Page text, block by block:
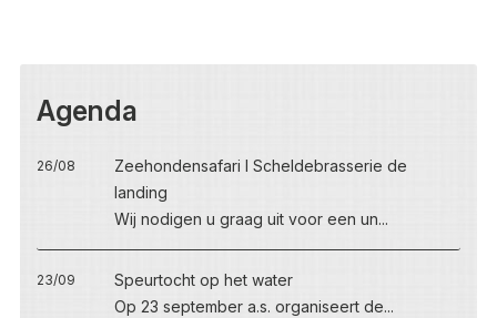
Agenda
26/08
Zeehondensafari I Scheldebrasserie de
landing
Wij nodigen u graag uit voor een un...
23/09
Speurtocht op het water
Op 23 september a.s. organiseert de...